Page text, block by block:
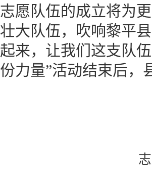
志愿队伍的成立将为
壮大队伍，吹响黎平
起来，让我们这支队
份力量”活动结束后，